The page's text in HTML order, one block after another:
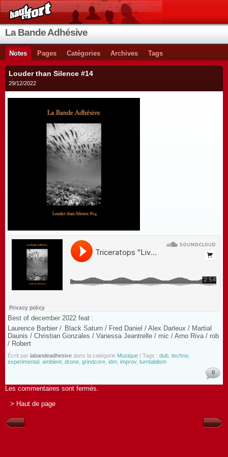
La Bande Adhésive
Notes Pages Catégories Archives Tags
Louder than Silence #14
29/12/2022
Best of december 2022 feat :
Laurence Barbier / Black Saturn / Fred Daniel / Alex Darleux / Martial
Daunis / Christian Gonzales / Vanessa Jeantrelle / mic / Arno Riva / rob
/ Robert
Écrit par labandeadhesive dans la catégorie Musique | Tags : dub techno
experimental ambient drone grindcore idm improv, turntablism
0
Les commentaires sont fermés.
> Haut de page